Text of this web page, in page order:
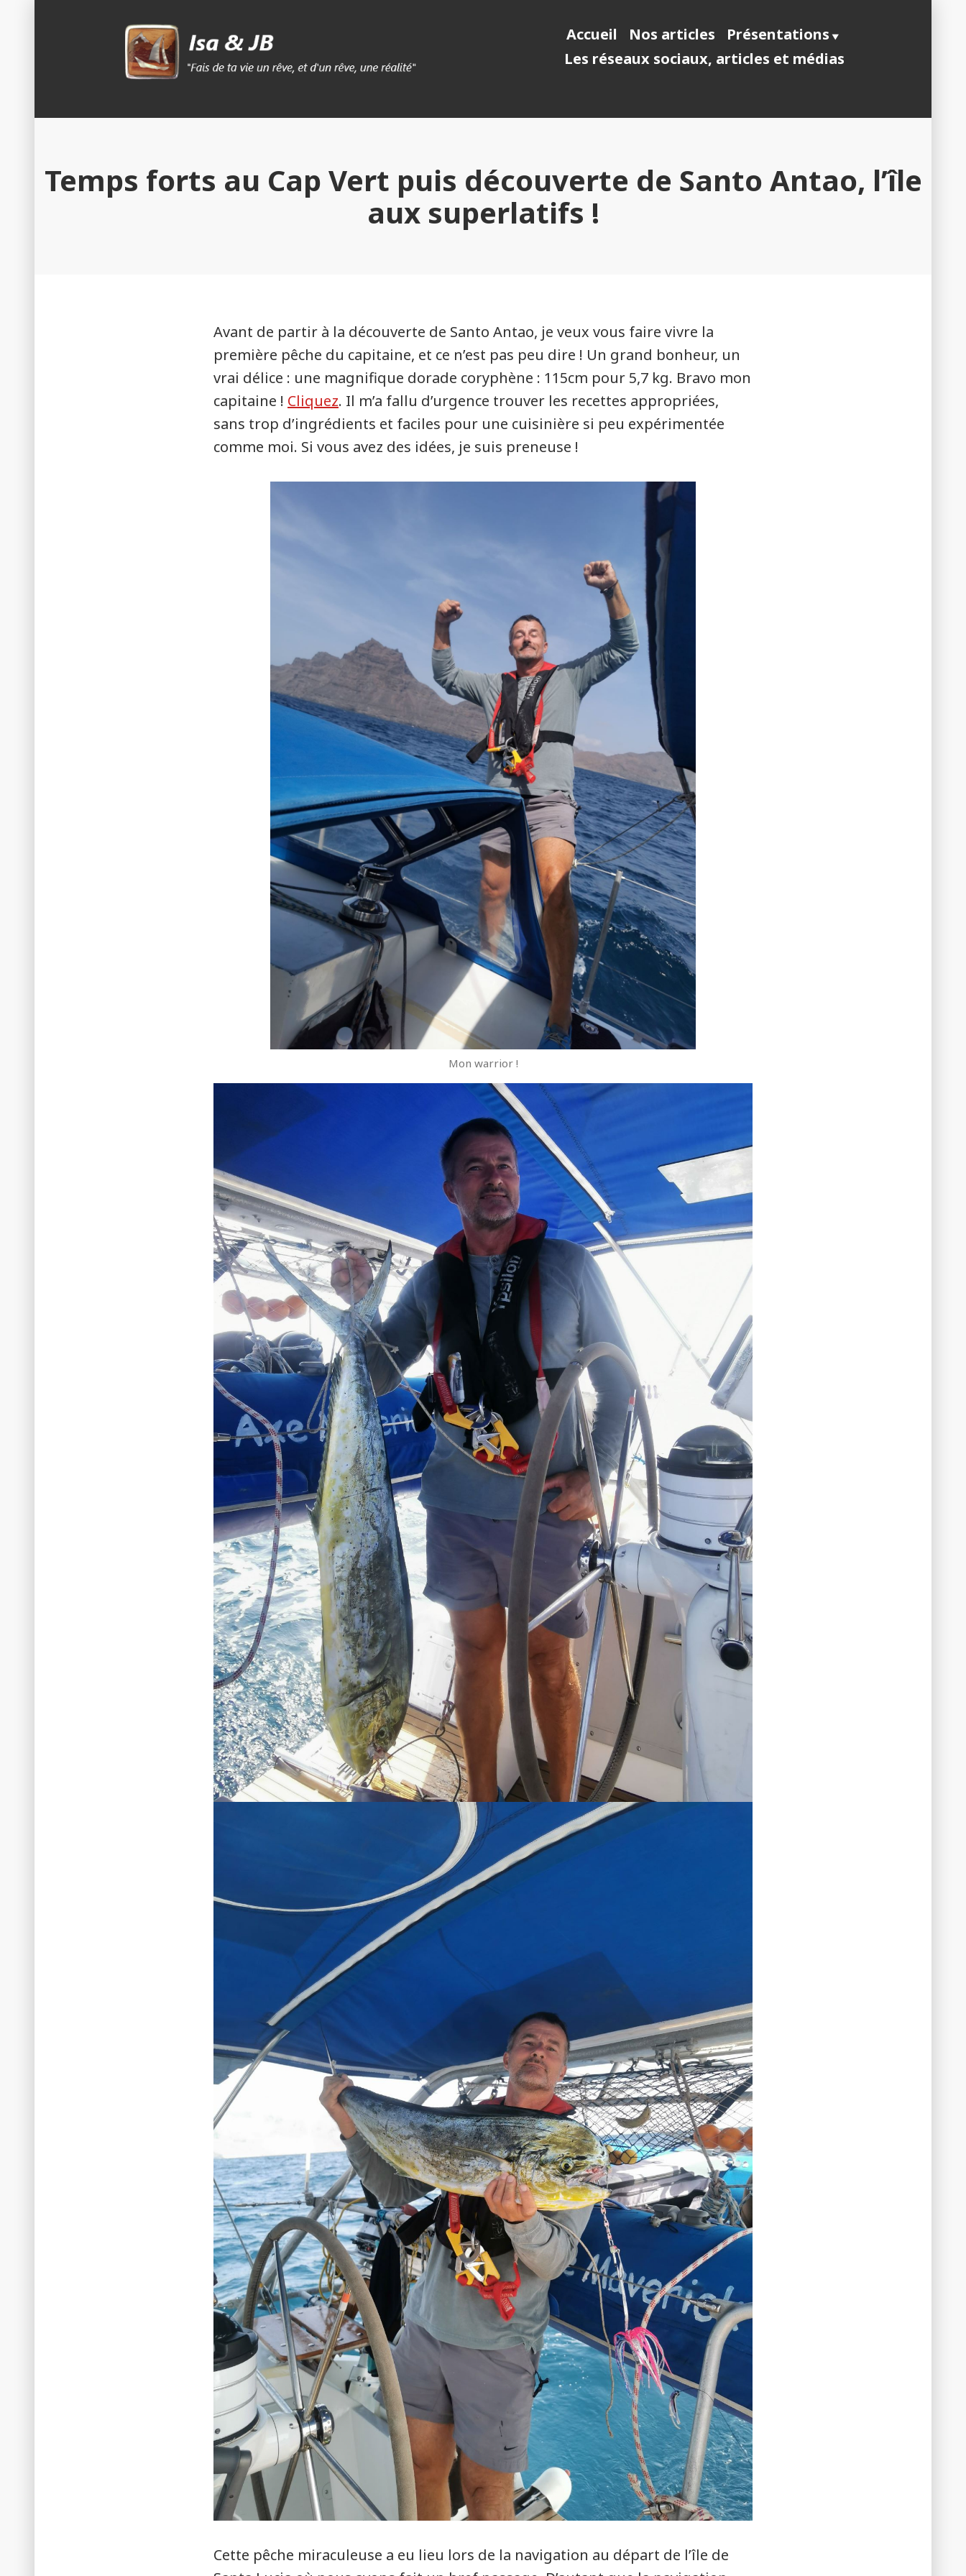
Isa & Jb blog
Accueil Nos articles
Présentations
Les réseaux sociaux, articles et médias
Temps forts au Cap Vert puis découverte de Santo Antao, l’île
aux superlatifs !
Avant de partir à la découverte de Santo Antao, je veux vous faire vivre la
première pêche du capitaine, et ce n’est pas peu dire ! Un grand bonheur, un
vrai délice : une magnifique dorade coryphène : 115cm pour 5,7 kg. Bravo mon
capitaine ! Cliquez. Il m’a fallu d’urgence trouver les recettes appropriées,
sans trop d’ingrédients et faciles pour une cuisinière si peu expérimentée
comme moi. Si vous avez des idées, je suis preneuse !
Mon warrior !
Cette pêche miraculeuse a eu lieu lors de la navigation au départ de l’île de